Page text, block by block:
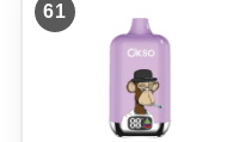
0
。
5
。
61